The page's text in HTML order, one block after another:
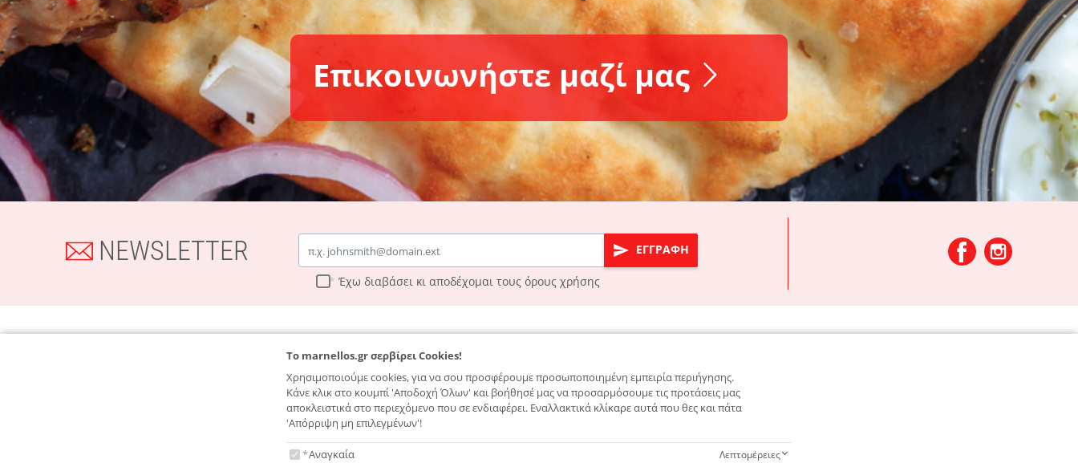
Επικοινωνήστε μαζί μας
NEWSLETTER Email
ΕΓΓΡΑΦΗ
Έχω διαβάσει κι αποδέχομαι τους όρους χρήσης
Όροι Χρήσης
Πολιτική απορρήτου
Επικοινωνία
To marnellos.gr σερβίρει Cookies!
Χρησιμοποιούμε cookies, για να σου προσφέρουμε προσωποποιημένη εμπειρία περιήγησης.
Κάνε κλικ στο κουμπί 'Αποδοχή Όλων' και βοήθησέ μας να προσαρμόσουμε τις προτάσεις μας
αποκλειστικά στο περιεχόμενο που σε ενδιαφέρει. Εναλλακτικά κλίκαρε αυτά που θες και πάτα
'Απόρριψη μη επιλεγμένων'!
To marnellos.gr σερβίρει Cookies!
Αναγκαία Λεπτομέρειες